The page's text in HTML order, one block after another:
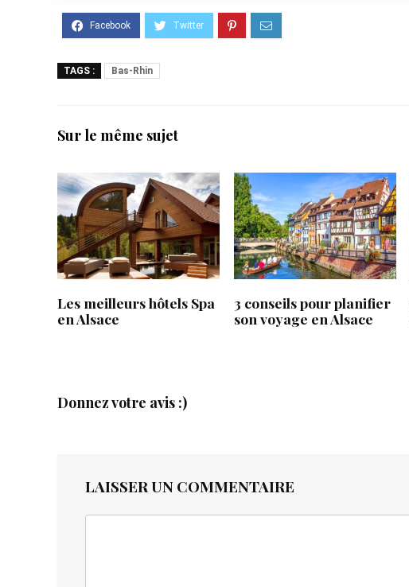
TAGS : Bas-Rhin
Sur le même sujet
Les meilleurs hôtels Spa
en Alsace
3 conseils pour planifier
son voyage en Alsace
Donnez votre avis :)
LAISSER UN COMMENTAIRE